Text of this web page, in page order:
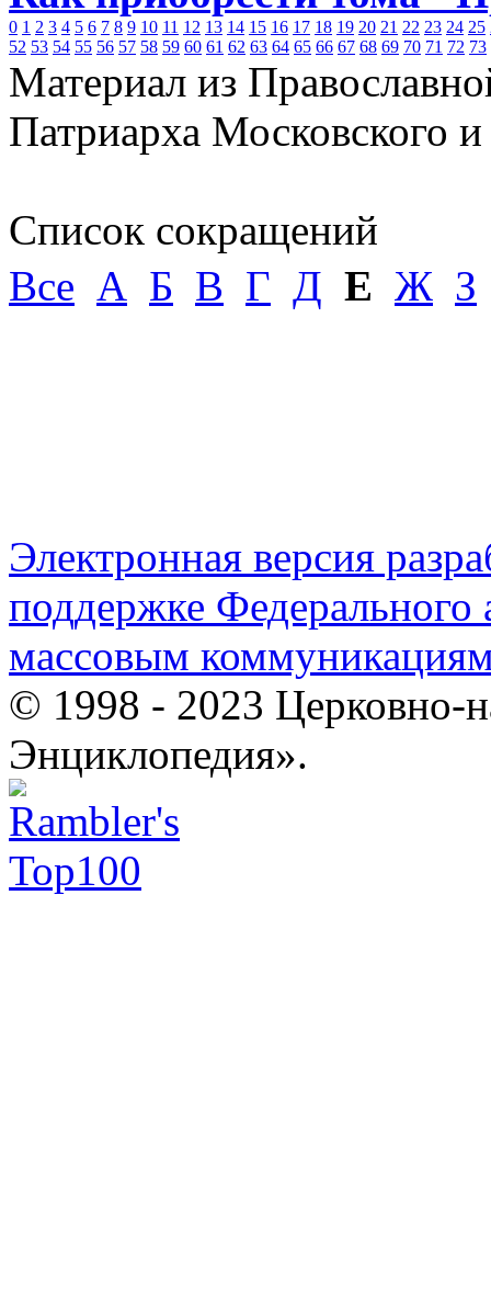
0 1 2 3 4 5 6 7 8 9 10 11 12 13 14 15 16 17 18 19 20 21 22 23 24 25
52 53 54 55 56 57 58 59 60 61 62 63 64 65 66 67 68 69 70 71 72 73
Материал из
Патриарха Московского
Список сокращений
Все А Б В Г Д Е Ж З
Электронная версия
поддержке Федерального
массовым
© 1998 - 2023 Церковно-
Энциклопедия».